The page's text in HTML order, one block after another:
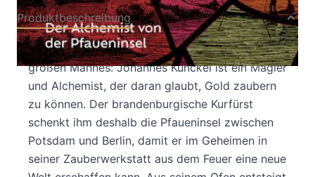
Produktbeschreibung
Tauchen wir ein in die großen Träume eines
großen Mannes: Johannes Kunckel ist ein Magier
und Alchemist, der daran glaubt, Gold zaubern
zu können. Der brandenburgische Kurfürst
schenkt ihm deshalb die Pfaueninsel zwischen
Potsdam und Berlin, damit er im Geheimen in
seiner Zauberwerkstatt aus dem Feuer eine neue